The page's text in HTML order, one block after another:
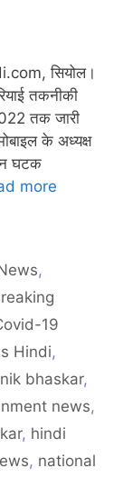
सियोल।
तकनीकी
तक जारी
के अध्यक्ष
घटक
more
,
19
Hindi,
bhaskar,
news,
, hindi
, national